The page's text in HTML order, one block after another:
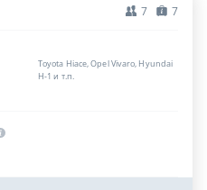
7 7
Toyota Hiace, Opel Vivaro, Hyundai
H-1 и т.п.